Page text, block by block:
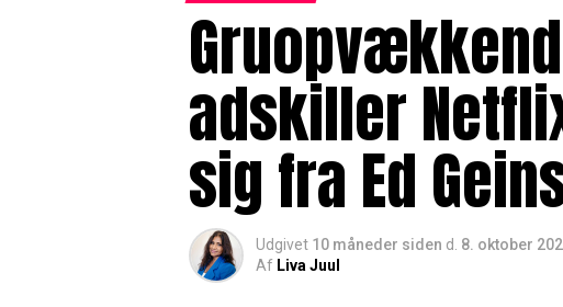
adskiller
sig fra Ed
Udgivet 10 måneder siden d. 8. oktober
Af Liva Juul